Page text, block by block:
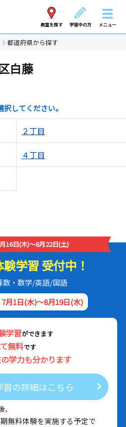
教室を探す 学習中の方 メニュー
都道府県から探す
白藤
してください。
２丁目
４丁目
16日(木)～8月22日(土)
学習 受付中！
数・数学/英語/国語
月1日(水)～8月19日(水)
学習ができます
無料です
学力も分かります
習の詳細はこちら
無料体験を実施する予定で